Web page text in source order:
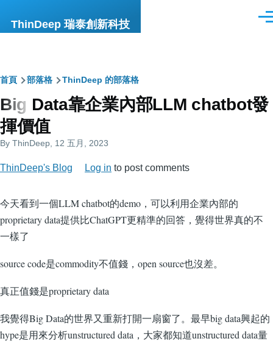
ThinDeep 瑞泰創新科技
選
導
航
連
結
首頁 部落格 ThinDeep 的部落格
Big Data靠企業內部LLM chatbot發
揮價值
By ThinDeep , 12 五月, 2023
ThinDeep's Blog Log in to post comments
今天看到一個LLM chatbot的demo，可以利用企業內部的
proprietary data提供比ChatGPT更精準的回答，覺得世界真的不
一樣了
source code是commodity不值錢，open source也沒差。
真正值錢是proprietary data
我覺得Big Data的世界又重新打開一扇窗了。最早big data興起的
hype是用來分析unstructured data，大家都知道unstructured data量